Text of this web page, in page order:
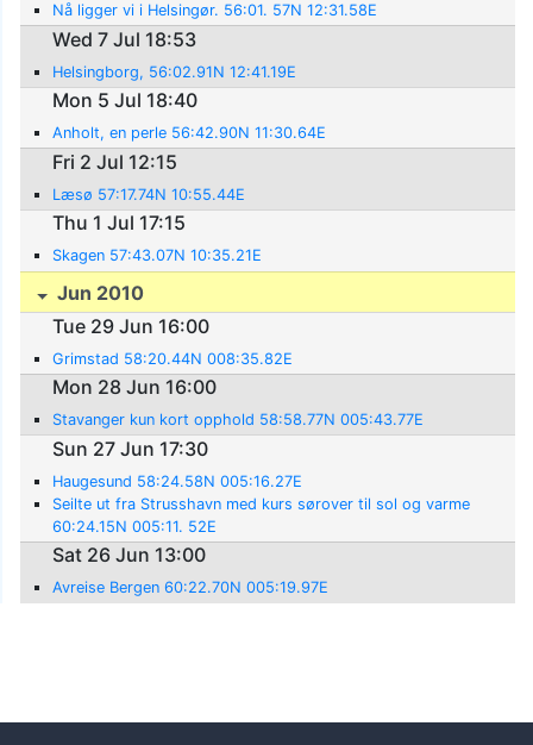
Nå ligger vi i Helsingør. 56:01. 57N 12:31.58E
Wed 7 Jul 18:53
Helsingborg, 56:02.91N 12:41.19E
Mon 5 Jul 18:40
Anholt, en perle 56:42.90N 11:30.64E
Fri 2 Jul 12:15
Læsø 57:17.74N 10:55.44E
Thu 1 Jul 17:15
Skagen 57:43.07N 10:35.21E
Jun 2010
Tue 29 Jun 16:00
Grimstad 58:20.44N 008:35.82E
Mon 28 Jun 16:00
Stavanger kun kort opphold 58:58.77N 005:43.77E
Sun 27 Jun 17:30
Haugesund 58:24.58N 005:16.27E
Seilte ut fra Strusshavn med kurs sørover til sol og varme
60:24.15N 005:11. 52E
Sat 26 Jun 13:00
Avreise Bergen 60:22.70N 005:19.97E